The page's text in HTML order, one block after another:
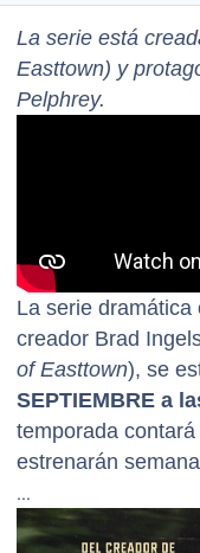
La serie está
Easttown) y
Pelphrey.
La serie dramática
creador Brad
of Easttown), se
SEPTIEMBRE a
temporada
estrenarán
TASKestá